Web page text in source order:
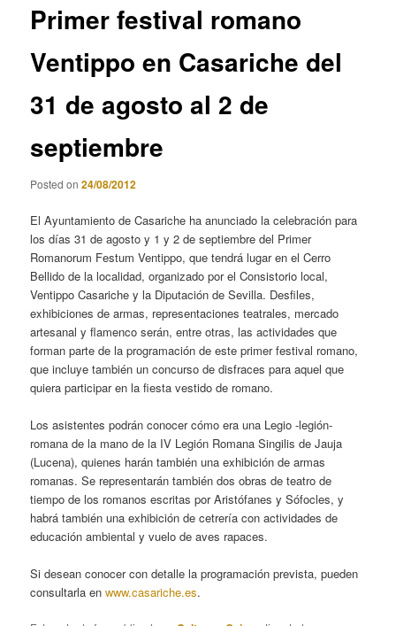
Primer festival romano
Ventippo en Casariche del
31 de agosto al 2 de
septiembre
Posted on24/08/2012
El Ayuntamiento de Casariche ha anunciado la celebración para
los días 31 de agosto y 1 y 2 de septiembre del Primer
Romanorum Festum Ventippo, que tendrá lugar en el Cerro
Bellido de la localidad, organizado por el Consistorio local,
Ventippo Casariche y la Diputación de Sevilla. Desfiles,
exhibiciones de armas, representaciones teatrales, mercado
artesanal y flamenco serán, entre otras, las actividades que
forman parte de la programación de este primer festival romano,
que incluye también un concurso de disfraces para aquel que
quiera participar en la fiesta vestido de romano.
Los asistentes podrán conocer cómo era una Legio -legión-
romana de la mano de la IV Legión Romana Singilis de Jauja
(Lucena), quienes harán también una exhibición de armas
romanas. Se representarán también dos obras de teatro de
tiempo de los romanos escritas por Aristófanes y Sófocles, y
habrá también una exhibición de cetrería con actividades de
educación ambiental y vuelo de aves rapaces.
Si desean conocer con detalle la programación prevista, pueden
consultarla enwww.casariche.es.